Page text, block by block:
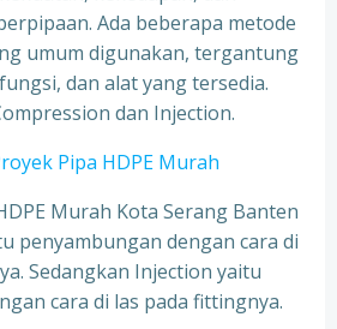
Ada beberapa metode
umum digunakan, tergantung
dan alat yang tersedia.
dan Injection.
Pipa HDPE Murah
Murah Kota Serang Banten
penyambungan dengan cara di
Sedangkan Injection yaitu
cara di las pada fittingnya.